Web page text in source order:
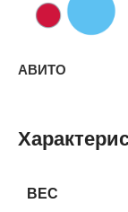
АВИТО
ВЕС